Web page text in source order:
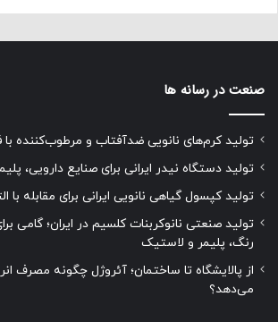
صنعت در رسانه ها
تولید کرم‌های نانویی ضدآفتاب و مرطوب‌کننده
تولید دستگاه نیدر ایرانی برای صنایع دارویی،
تولید کپسول گیاهی نانویی ایرانی برای مقابله با
تولید صنعتی نانوکربنات کلسیم در ایران؛ گامی
رنگ، پلیمر و لاستیک
از پالایشگاه تا ساختمان؛ آئروژل چگونه مصرف
می‌دهد؟